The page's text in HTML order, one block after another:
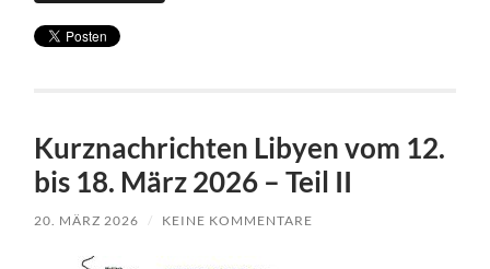
Kurznachrichten Libyen vom 12.
bis 18. März 2026 – Teil II
20. MÄRZ 2026 / KEINE KOMMENTARE